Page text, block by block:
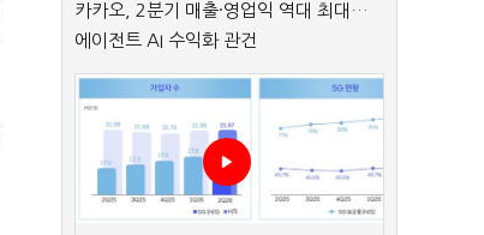
카카오, 2분기 매출·영업익 역대 최대…
에이전트 AI 수익화 관건